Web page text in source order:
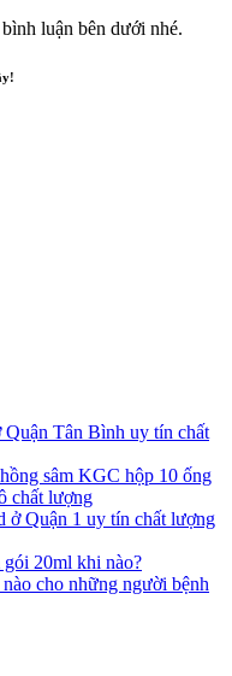
luận bên dưới nhé.
Tân Bình uy tín chất
sâm KGC hộp 10 ống
chất lượng
ở Quận 1 uy tín chất lượng
gói 20ml khi nào?
cho những người bệnh